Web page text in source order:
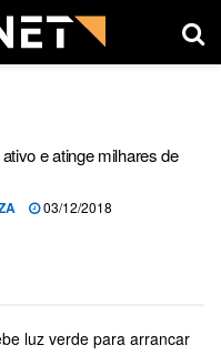
e atinge milhares de
03/12/2018
luz verde para arrancar